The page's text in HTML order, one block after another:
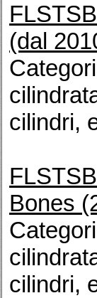
(dal
cilindri,
Bones
cilindri,